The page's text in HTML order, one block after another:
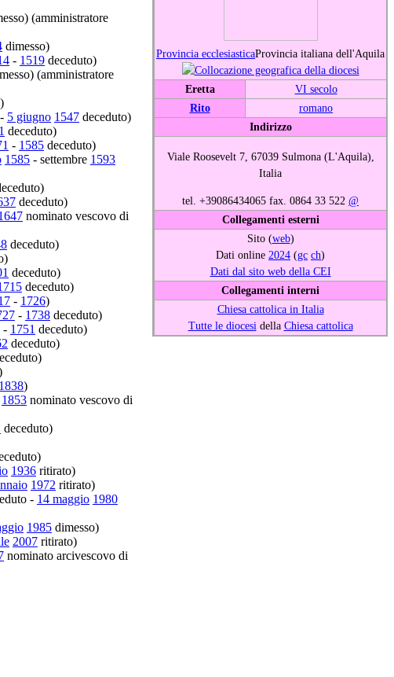
Provincia ecclesiasticaProvincia italiana dell'Aquila
Eretta
VI secolo
Rito
romano
Indirizzo
Viale Roosevelt 7, 67039 Sulmona (L'Aquila),
Italia
tel. +39086434065 fax. 0864 33 522 @
Collegamenti esterni
Sito (web)
Dati online 2024 (gc ch)
Dati dal sito web della CEI
Collegamenti interni
Chiesa cattolica in Italia
Tutte le diocesidella Chiesa cattolica
(amministratore
dimesso)
- 1519deceduto)
(amministratore
- 5 giugno 1547deceduto)
deceduto)
- 1585deceduto)
1585- settembre 1593
deceduto)
nominato vescovo di
deceduto)
deceduto)
deceduto)
- 1726)
- 1738deceduto)
- 1751 deceduto)
deceduto)
1838)
1853nominato vescovo di
deceduto)
1936ritirato)
1972 ritirato)
- 14 maggio 1980
1985dimesso)
2007ritirato)
nominato arcivescovo di